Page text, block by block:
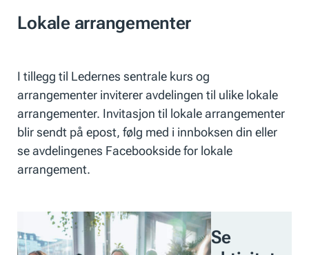
Lokale arrangementer
I tillegg til Ledernes sentrale kurs og
arrangementer inviterer avdelingen til ulike lokale
arrangementer. Invitasjon til lokale arrangementer
blir sendt på epost, følg med i innboksen din eller
se avdelingenes Facebookside for lokale
arrangement.
Se